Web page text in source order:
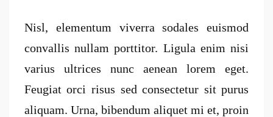
Nisl, elementum viverra sodales euismod
convallis nullam porttitor. Ligula enim nisi
varius ultrices nunc aenean lorem eget.
Feugiat orci risus sed consectetur sit purus
aliquam. Urna, bibendum aliquet mi et, proin